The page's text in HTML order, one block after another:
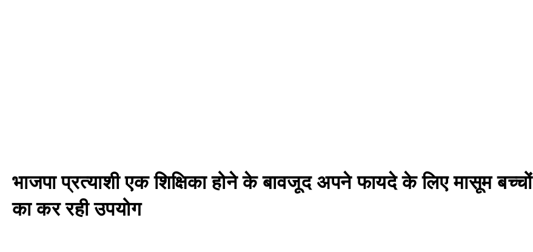
भाजपा प्रत्याशी एक शिक्षिका होने के बावजूद अपने फायदे के लिए मासूम बच्चों
का कर रही उपयोग